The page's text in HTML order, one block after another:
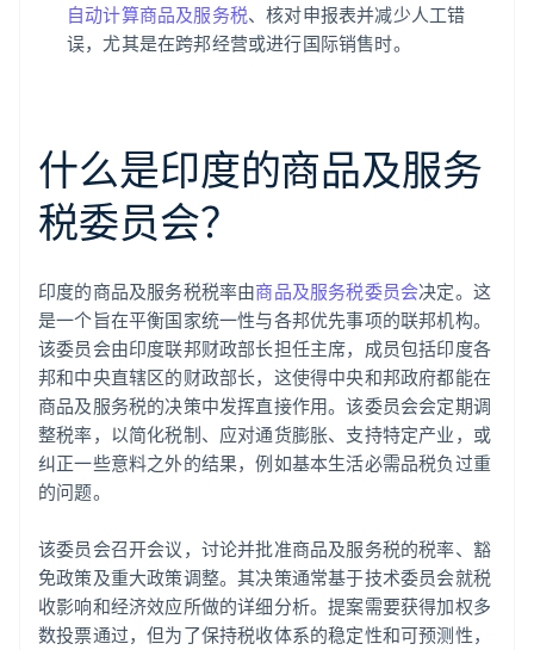
自动计算商品及服务税、核对申报表并减少人工错
误，尤其是在跨邦经营或进行国际销售时。
什么是印度的商品及服务
税委员会？
印度的商品及服务税税率由商品及服务税委员会决定。这
是一个旨在平衡国家统一性与各邦优先事项的联邦机构。
该委员会由印度联邦财政部长担任主席，成员包括印度各
邦和中央直辖区的财政部长，这使得中央和邦政府都能在
商品及服务税的决策中发挥直接作用。该委员会会定期调
整税率，以简化税制、应对通货膨胀、支持特定产业，或
纠正一些意料之外的结果，例如基本生活必需品税负过重
的问题。
该委员会召开会议，讨论并批准商品及服务税的税率、豁
免政策及重大政策调整。其决策通常基于技术委员会就税
收影响和经济效应所做的详细分析。提案需要获得加权多
数投票通过，但为了保持税收体系的稳定性和可预测性，